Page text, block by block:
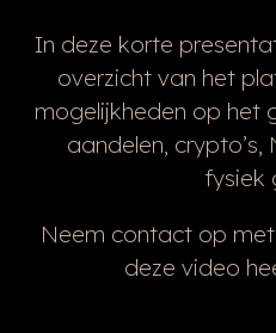
In deze korte
overzicht van het
mogelijkheden op het
aandelen, crypto’s,
fysiek
Neem contact op
deze video